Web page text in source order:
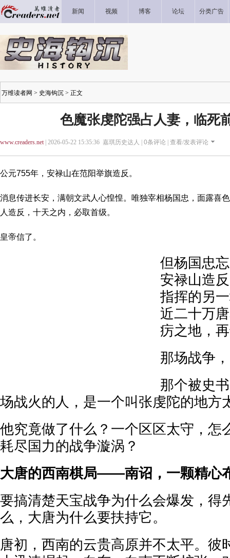
新闻 视频 博客 论坛 分类广告
万维读者网 > 史海钩沉 > 正文
色魔张虔陀强占人妻，临死
www.creaders.net| 2026-05-22 15:35:36 嘉琪历史达人 | 0条评论 | 查看/发表评论
公元755年，安禄山在范阳举旗造反。
消息传进长安，满朝文武人心惶惶。唯独宰相杨国忠，面露喜
人造反，十天之内，必取首级。
皇帝信了。
但杨国忠
安禄山造
指挥的另
近二十万
疠之地，
那场战争
那个被史
场战火的人，是一个叫张虔陀的地方
他究竟做了什么？一个区区太守，怎
耗尽国力的战争漩涡？
大唐的西南棋局——南诏，一颗精心
要搞清楚天宝战争为什么会爆发，得
么，大唐为什么要扶持它。
唐初，西南的云贵高原并不太平。彼